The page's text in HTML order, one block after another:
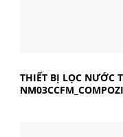
THIẾT BỊ LỌC NƯỚC